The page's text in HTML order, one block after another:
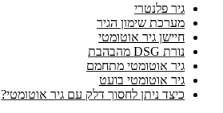
גיר פלנטרי
מערכת שימון הגיר
חיישן גיר אוטומטי
נורת DSG מהבהבת
גיר אוטומטי מתחמם
גיר אוטומטי בועט
כיצד ניתן לחסוך דלק עם גיר אוטומטי?